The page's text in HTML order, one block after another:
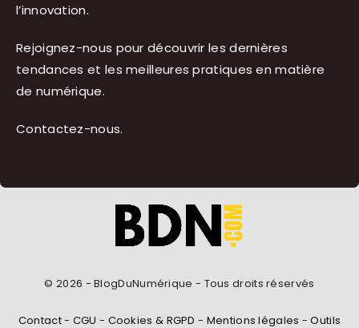
l’innovation.
Rejoignez-nous pour découvrir les dernières
tendances et les meilleures pratiques en matière
de numérique.
Contactez-nous.
© 2026 - BlogDuNumérique - Tous droits réservés
Contact- CGU - Cookies & RGPD - Mentions légales -Outils